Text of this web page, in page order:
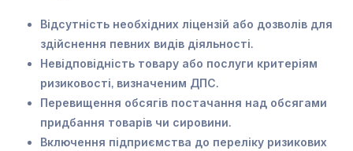
Відсутність необхідних ліцензій або дозволів для
здійснення певних видів діяльності.
Невідповідність товару або послуги критеріям
ризиковості, визначеним ДПС.
Перевищення обсягів постачання над обсягами
придбання товарів чи сировини.
Включення підприємства до переліку ризикових